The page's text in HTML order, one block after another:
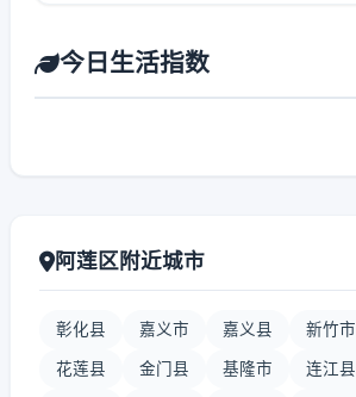
今日生活指数
阿莲区附近城市
彰化县 嘉义市 嘉义县 新竹市
花莲县 金门县 基隆市 连江县